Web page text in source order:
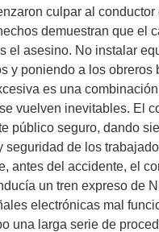
culpar al conductor
demuestran que el
el asesino. No instalar
y poniendo a los obreros
es una
vuelven inevitables. El
público seguro, dando
seguridad de los
antes del accidente, el
un tren expreso de
electrónicas mal
una larga serie de